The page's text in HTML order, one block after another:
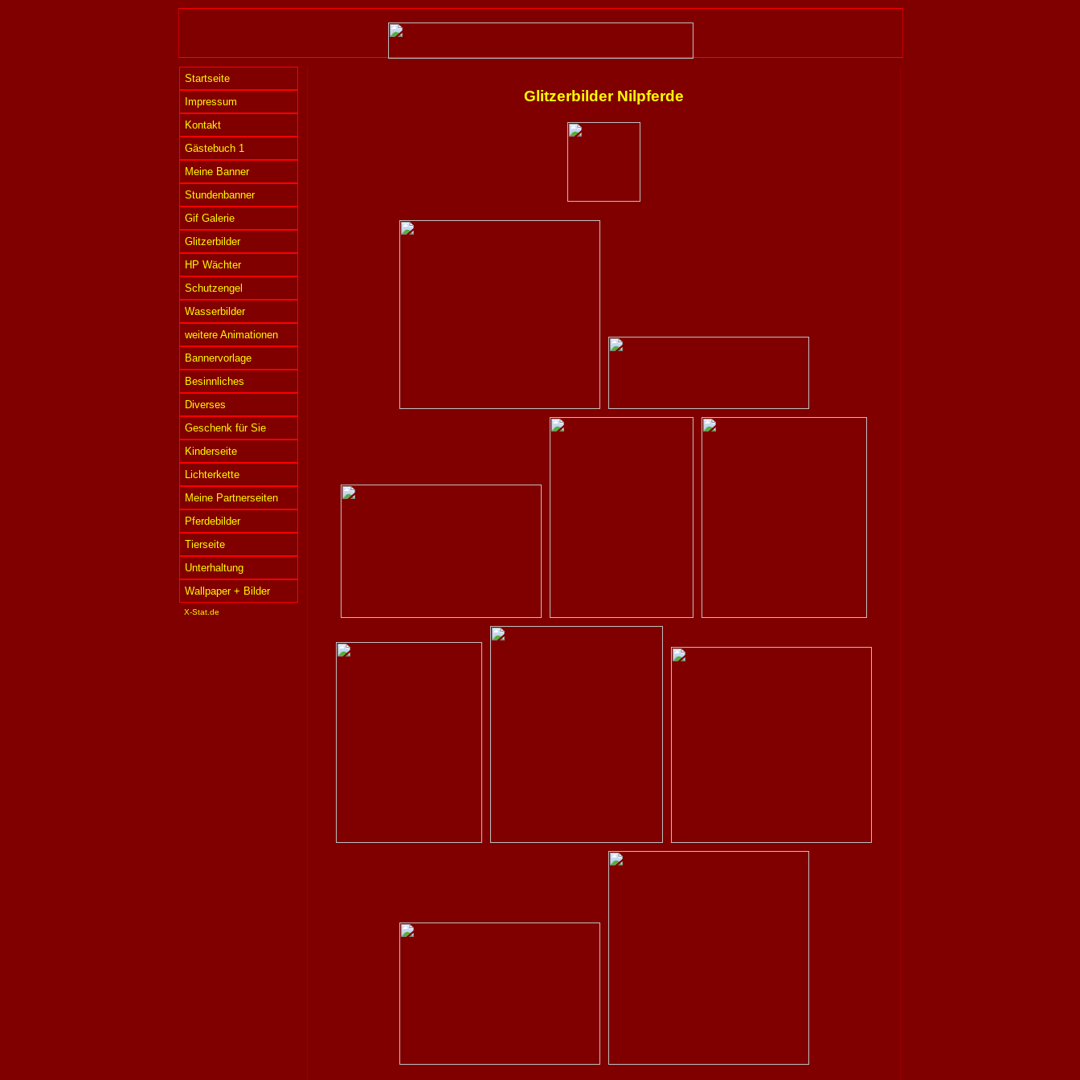
Startseite
Impressum
Kontakt
Gästebuch 1
Meine Banner
Stundenbanner
Gif Galerie
Glitzerbilder
HP Wächter
Schutzengel
Wasserbilder
weitere Animationen
Bannervorlage
Besinnliches
Diverses
Geschenk für Sie
Kinderseite
Lichterkette
Meine Partnerseiten
Pferdebilder
Tierseite
Unterhaltung
Wallpaper + Bilder
X-Stat.de
Glitzerbilder Nilpferde